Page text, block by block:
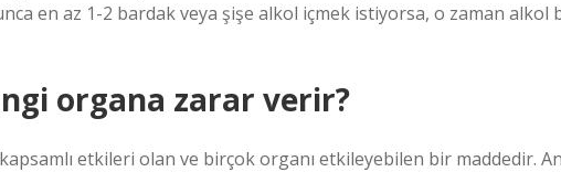
en az 1-2 bardak veya şişe alkol içmek istiyorsa, o zaman alkol
organa zarar verir?
etkileri olan ve birçok organı etkileyebilen bir maddedir.